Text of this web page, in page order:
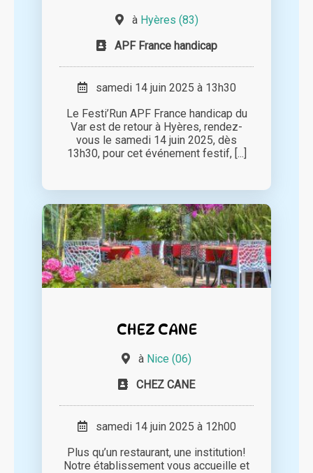
à Hyères (83)
APF France handicap
samedi 14 juin 2025 à 13h30
Le Festi’Run APF France handicap du
Var est de retour à Hyères, rendez-
vous le samedi 14 juin 2025, dès
13h30, pour cet événement festif, [...]
CHEZ CANE
à Nice (06)
CHEZ CANE
samedi 14 juin 2025 à 12h00
Plus qu’un restaurant, une institution!
Notre établissement vous accueille et